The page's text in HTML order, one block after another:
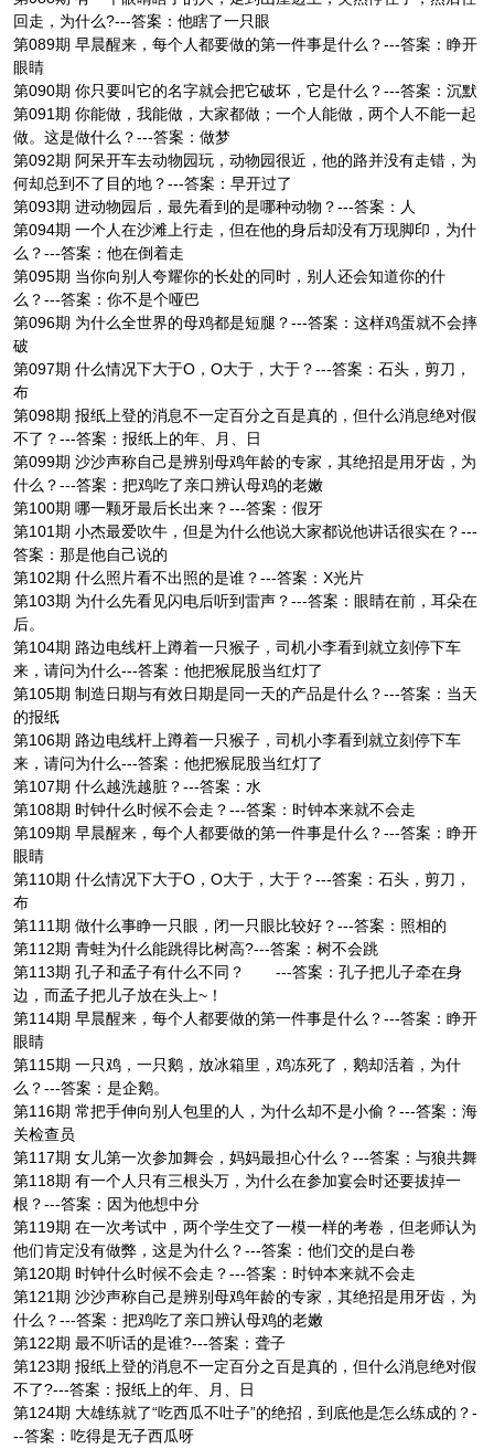
回走，为什么?---答案：他瞎了一只眼
第089期 早晨醒来，每个人都要做的第一件事是什么？---答案：睁开
眼睛
第090期 你只要叫它的名字就会把它破坏，它是什么？---答案：沉默
第091期 你能做，我能做，大家都做；一个人能做，两个人不能一起
做。这是做什么？---答案：做梦
第092期 阿呆开车去动物园玩，动物园很近，他的路并没有走错，为
何却总到不了目的地？---答案：早开过了
第093期 进动物园后，最先看到的是哪种动物？---答案：人
第094期 一个人在沙滩上行走，但在他的身后却没有万现脚印，为什
么？---答案：他在倒着走
第095期 当你向别人夸耀你的长处的同时，别人还会知道你的什
么？---答案：你不是个哑巴
第096期 为什么全世界的母鸡都是短腿？---答案：这样鸡蛋就不会摔
破
第097期 什么情况下大于O，O大于，大于？---答案：石头，剪刀，
布
第098期 报纸上登的消息不一定百分之百是真的，但什么消息绝对假
不了？---答案：报纸上的年、月、日
第099期 沙沙声称自己是辨别母鸡年龄的专家，其绝招是用牙齿，为
什么？---答案：把鸡吃了亲口辨认母鸡的老嫩
第100期 哪一颗牙最后长出来？---答案：假牙
第101期 小杰最爱吹牛，但是为什么他说大家都说他讲话很实在？---
答案：那是他自己说的
第102期 什么照片看不出照的是谁？---答案：X光片
第103期 为什么先看见闪电后听到雷声？---答案：眼睛在前，耳朵在
后。
第104期 路边电线杆上蹲着一只猴子，司机小李看到就立刻停下车
来，请问为什么---答案：他把猴屁股当红灯了
第105期 制造日期与有效日期是同一天的产品是什么？---答案：当天
的报纸
第106期 路边电线杆上蹲着一只猴子，司机小李看到就立刻停下车
来，请问为什么---答案：他把猴屁股当红灯了
第107期 什么越洗越脏？---答案：水
第108期 时钟什么时候不会走？---答案：时钟本来就不会走
第109期 早晨醒来，每个人都要做的第一件事是什么？---答案：睁开
眼睛
第110期 什么情况下大于O，O大于，大于？---答案：石头，剪刀，
布
第111期 做什么事睁一只眼，闭一只眼比较好？---答案：照相的
第112期 青蛙为什么能跳得比树高?---答案：树不会跳
第113期 孔子和孟子有什么不同？ ---答案：孔子把儿子牵在身
边，而孟子把儿子放在头上~！
第114期 早晨醒来，每个人都要做的第一件事是什么？---答案：睁开
眼睛
第115期 一只鸡，一只鹅，放冰箱里，鸡冻死了，鹅却活着，为什
么？---答案：是企鹅。
第116期 常把手伸向别人包里的人，为什么却不是小偷？---答案：海
关检查员
第117期 女儿第一次参加舞会，妈妈最担心什么？---答案：与狼共舞
第118期 有一个人只有三根头万，为什么在参加宴会时还要拔掉一
根？---答案：因为他想中分
第119期 在一次考试中，两个学生交了一模一样的考卷，但老师认为
他们肯定没有做弊，这是为什么？---答案：他们交的是白卷
第120期 时钟什么时候不会走？---答案：时钟本来就不会走
第121期 沙沙声称自己是辨别母鸡年龄的专家，其绝招是用牙齿，为
什么？---答案：把鸡吃了亲口辨认母鸡的老嫩
第122期 最不听话的是谁?---答案：聋子
第123期 报纸上登的消息不一定百分之百是真的，但什么消息绝对假
不了?---答案：报纸上的年、月、日
第124期 大雄练就了“吃西瓜不吐子”的绝招，到底他是怎么练成的？-
--答案：吃得是无子西瓜呀